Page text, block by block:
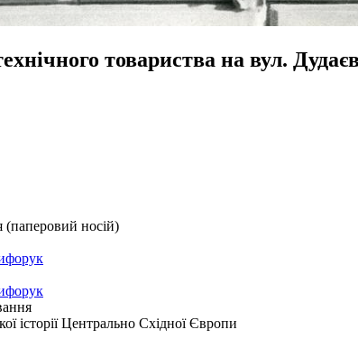
товариства на вул.
(паперовий носій)
історії Центрально Східної Європи